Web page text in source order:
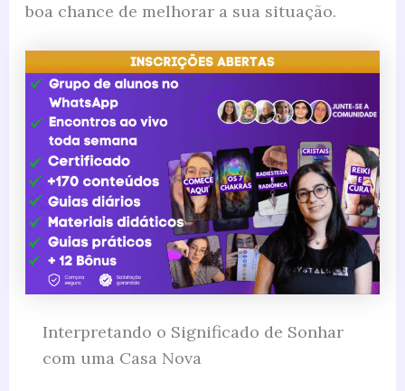
boa chance de melhorar a sua situação.
Interpretando o Significado de Sonhar
com uma Casa Nova